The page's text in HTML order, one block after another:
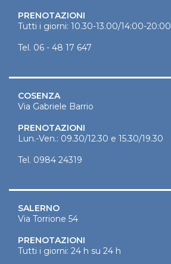
PRENOTAZIONI
Tutti i giorni: 10.30-13.00/14:00-20:00
Tel. 06 - 48 17 647
COSENZA
Via Gabriele Barrio
PRENOTAZIONI
Lun.-Ven.: 09.30/12.30 e 15.30/19.30
Tel. 0984 24319
SALERNO
Via Torrione 54
PRENOTAZIONI
Tutti i giorni: 24 h su 24 h